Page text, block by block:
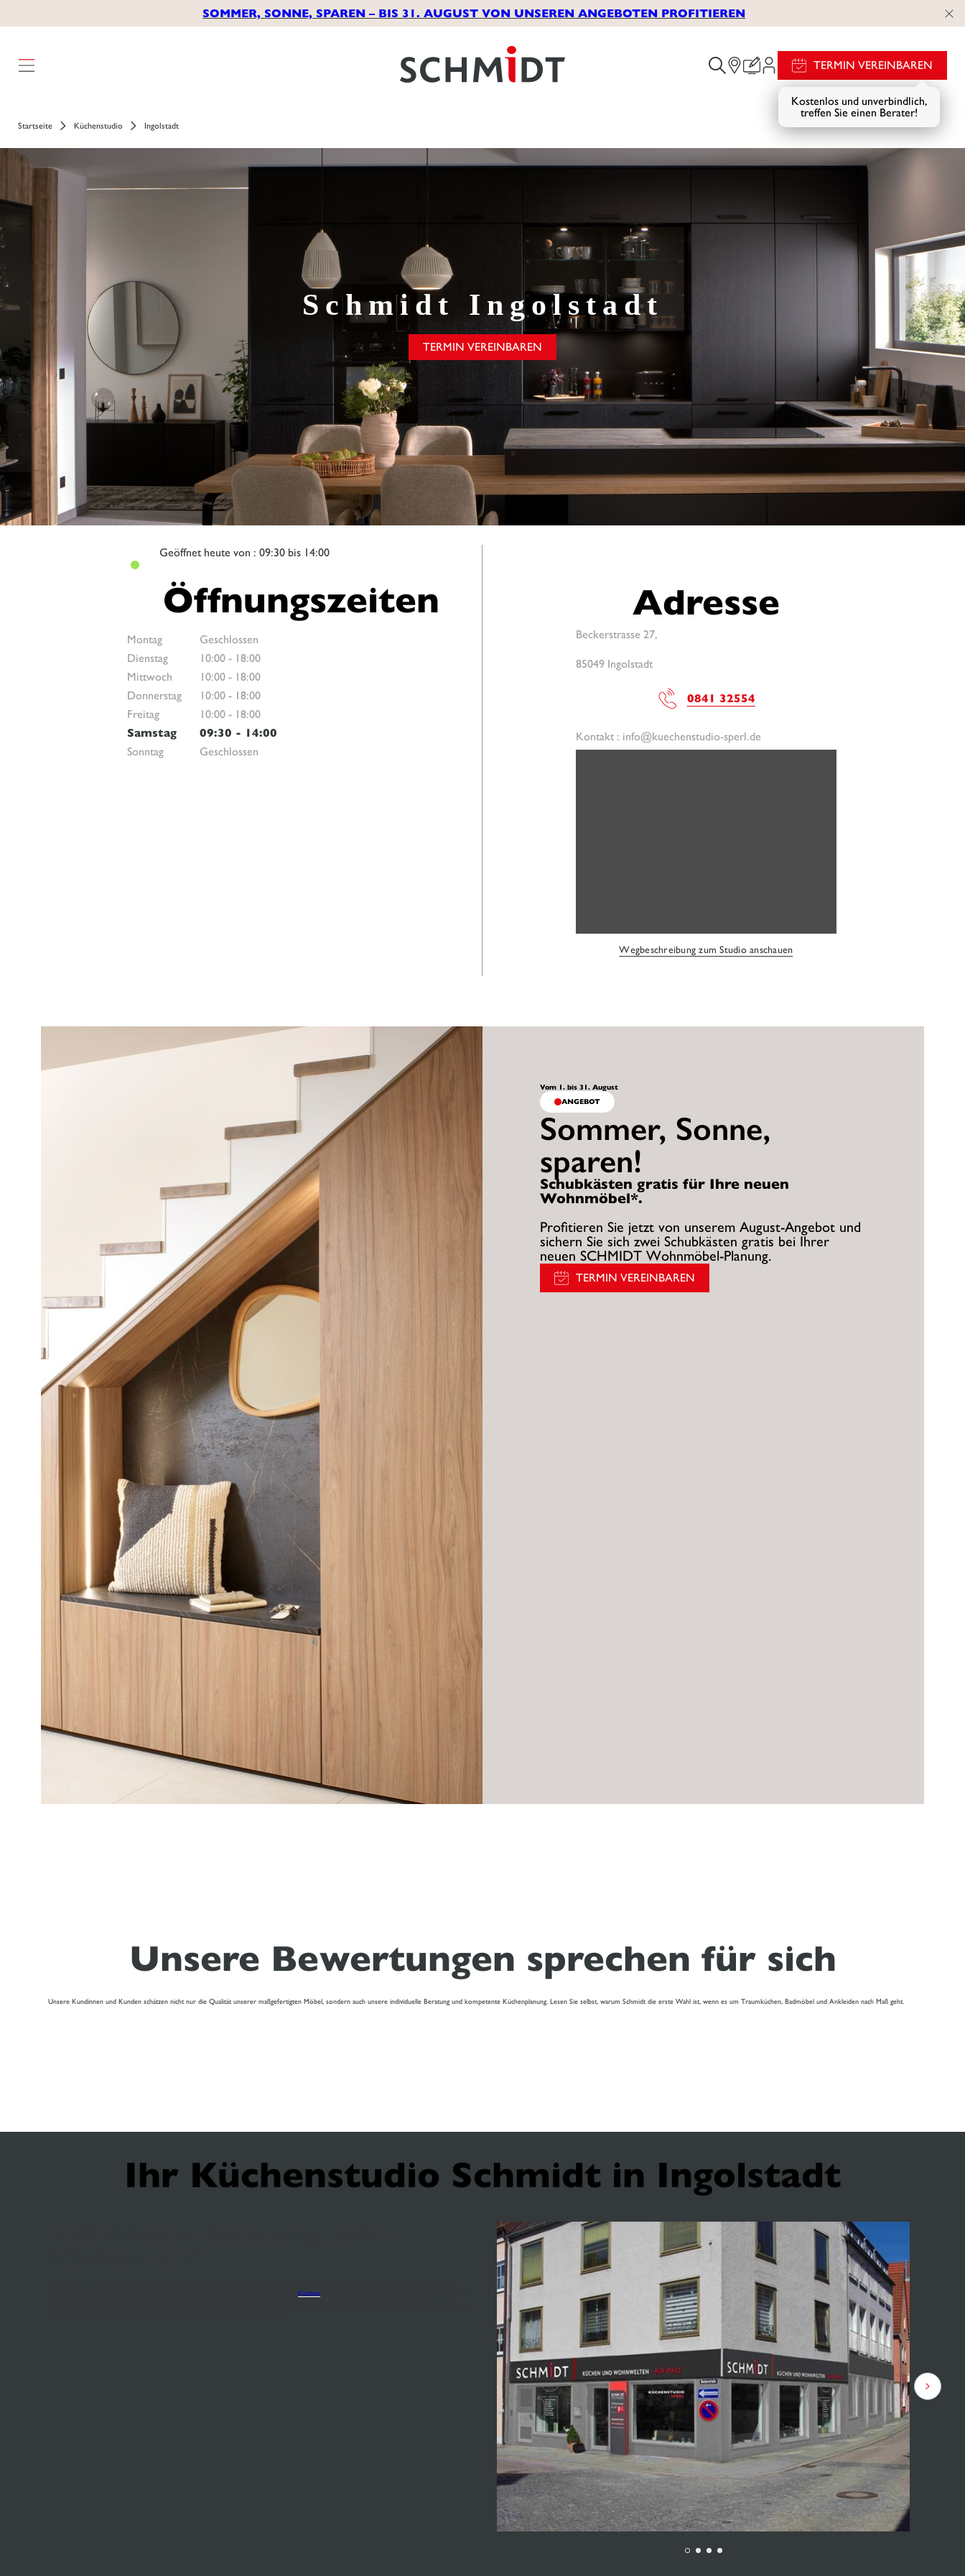
SOMMER, SONNE, SPAREN – BIS 31. AUGUST VON UNSEREN ANGEBOTEN PROFITIEREN
TERMIN VEREINBAREN
Kostenlos und unverbindlich,
treffen Sie einen Berater!
Startseite Küchenstudio Ingolstadt
Schmidt Ingolstadt
TERMIN VEREINBAREN
Geöffnetheute von : 09:30 bis 14:00
Öffnungszeiten
Montag
Geschlossen
Dienstag
10:00 - 18:00
Mittwoch
10:00 - 18:00
Donnerstag
10:00 - 18:00
Freitag
10:00 - 18:00
Samstag
09:30 - 14:00
Sonntag
Geschlossen
Adresse
Beckerstrasse 27,
85049 Ingolstadt
0841 32554
Kontakt : info@kuechenstudio-sperl.de
Wegbeschreibung zum Studio anschauen
Vom 1. bis 31. August
ANGEBOT
Sommer, Sonne,
sparen!
Schubkästen gratis für Ihre neuen
Wohnmöbel*.
Profitieren Sie jetzt von unserem August-Angebot und
sichern Sie sich zwei Schubkästen gratis bei Ihrer
neuen SCHMIDT Wohnmöbel-Planung.
TERMIN VEREINBAREN
Unsere Bewertungen sprechen für sich
Unsere Kundinnen und Kunden schätzen nicht nur die Qualität unserer maßgefertigten Möbel, sondern auch unsere individuelle Beratung und kompetente Küchenplanung. Lesen Sie selbst, warum Schmidt die erste Wahl ist, wenn es um Traumküchen, Badmöbel und Ankleiden nach Maß geht.
Ihr Küchenstudio Schmidt in Ingolstadt
Küchen